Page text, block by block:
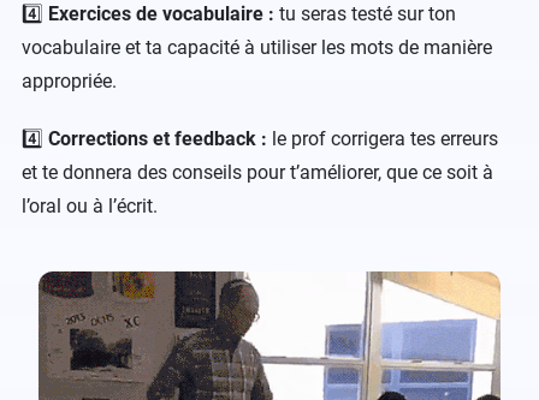
4️⃣ Exercices de vocabulaire : tu seras testé sur ton
vocabulaire et ta capacité à utiliser les mots de manière
appropriée.
4️⃣ Corrections et feedback : le prof corrigera tes erreurs
et te donnera des conseils pour t’améliorer, que ce soit à
l’oral ou à l’écrit.